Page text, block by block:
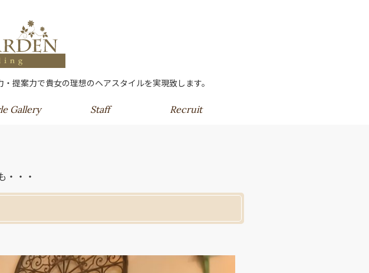
提案力で貴女の理想のヘアスタイルを実現致します。
Gallery Staff Recruit
・・